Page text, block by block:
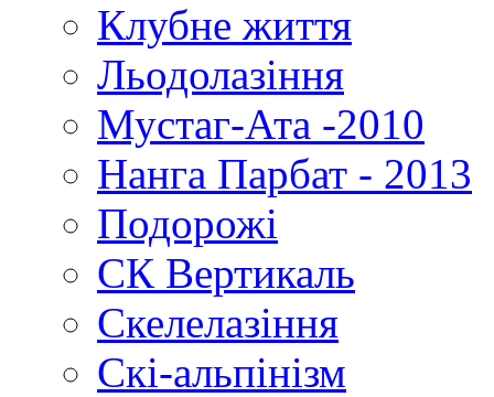
Клубне життя
Льодолазіння
Мустаг-Ата -2010
Нанга Парбат - 2013
Подорожі
СК Вертикаль
Скелелазіння
Скі-альпінізм